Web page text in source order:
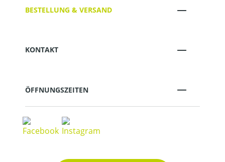
BESTELLUNG & VERSAND
KONTAKT
ÖFFNUNGSZEITEN